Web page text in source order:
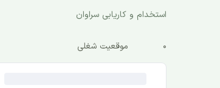
استخدام و کاریابی سراوان
0 موقعیت شغلی